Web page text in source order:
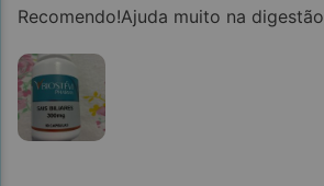
Recomendo!Ajuda muito na digestão